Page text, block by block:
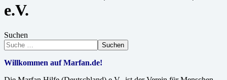
e.V.
Suchen
Suchen
Willkommen auf Marfan.de!